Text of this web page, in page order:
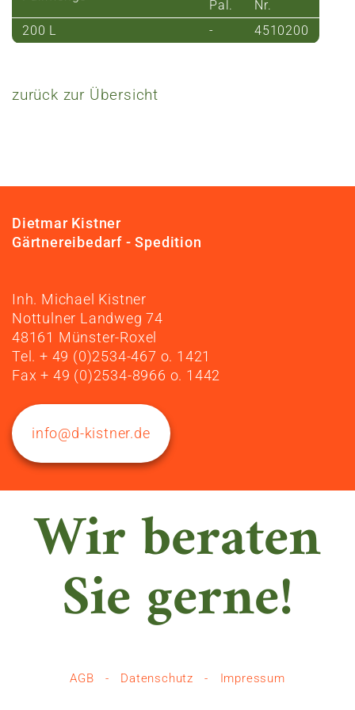
Pal.
Nr.
200 L
- 4510200
zurück zur Übersicht
Dietmar Kistner
Gärtnereibedarf - Spedition
Inh. Michael Kistner
Nottulner Landweg 74
48161 Münster-Roxel
Tel. + 49 (0)2534-467 o. 1421
Fax + 49 (0)2534-8966 o. 1442
info@d-kistner.de
Wir beraten
Sie gerne!
AGB - Datenschutz - Impressum